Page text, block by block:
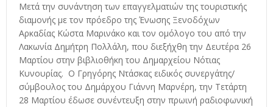
Μετά την συνάντηση των επαγγελματιών της τουριστικής
διαμονής με τον πρόεδρο της Ένωσης Ξενοδόχων
Αρκαδίας Κώστα Μαρινάκο και τον ομόλογο του από την
Λακωνία Δημήτρη Πολλάλη, που διεξήχθη την Δευτέρα 26
Μαρτίου στην βιβλιοθήκη του Δημαρχείου Νότιας
Κυνουρίας. Ο Γρηγόρης Ντάσκας ειδικός συνεργάτης/
σύμβουλος του Δημάρχου Γιάννη Μαρνέρη, την Τετάρτη
28 Μαρτίου έδωσε συνέντευξη στην πρωινή ραδιοφωνική